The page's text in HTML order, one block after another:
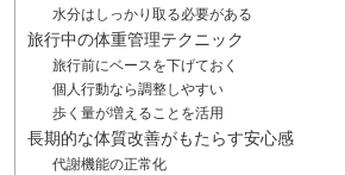
水分はしっかり取る必要がある
旅行中の体重管理テクニック
旅行前にベースを下げておく
個人行動なら調整しやすい
歩く量が増えることを活用
長期的な体質改善がもたらす安心感
代謝機能の正常化